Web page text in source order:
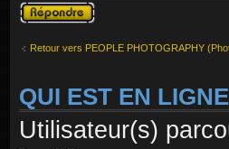
Publier une
réponse
Retour vers PEOPLE PHOTOGRAPHY
QUI EST EN
Utilisateur(s)